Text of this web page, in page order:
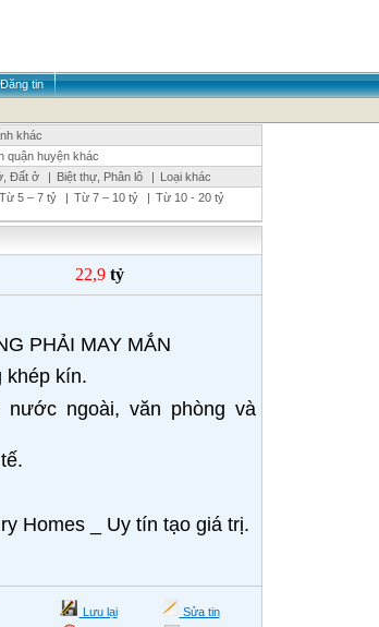
Đăng tin
khác
quận huyện khác
Đất ở | Biệt thự, Phân lô | Loại khác
Từ 5 – 7 tỷ | Từ 7 – 10 tỷ | Từ 10 - 20 tỷ
22,9 tỷ
PHẢI MAY MẮN
khép kín.
ngoài, văn phòng và
Homes _ Uy tín tạo giá trị.
Lưu lại
Sửa tin